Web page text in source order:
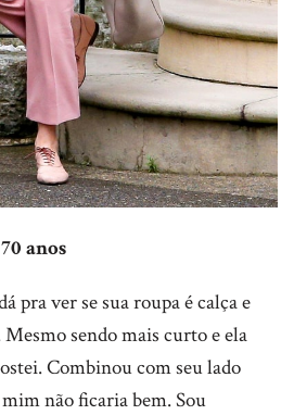
anos
pra ver se sua roupa é calça e
sendo mais curto e ela
Combinou com seu lado
não ficaria bem. Sou